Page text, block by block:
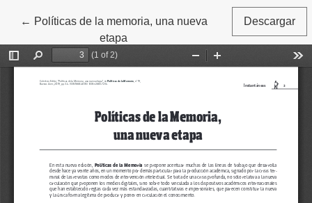
← Volver a los detalles del artículo
Políticas de la memoria, una nueva
etapa
Descargar